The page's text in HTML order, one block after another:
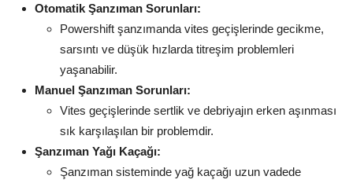
Otomatik Şanzıman Sorunları:
Powershift şanzımanda vites geçişlerinde gecikme,
sarsıntı ve düşük hızlarda titreşim problemleri
yaşanabilir.
Manuel Şanzıman Sorunları:
Vites geçişlerinde sertlik ve debriyajın erken aşınması
sık karşılaşılan bir problemdir.
Şanzıman Yağı Kaçağı:
Şanzıman sisteminde yağ kaçağı uzun vadede